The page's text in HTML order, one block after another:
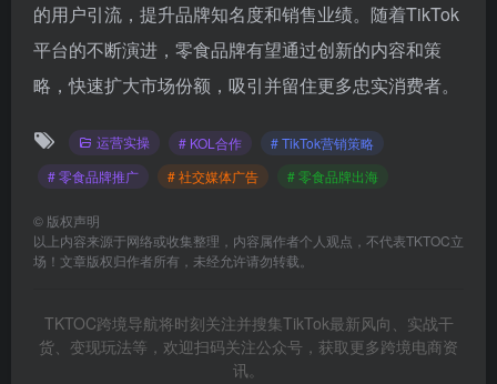
的用户引流，提升品牌知名度和销售业绩。随着TikTok
平台的不断演进，零食品牌有望通过创新的内容和策
略，快速扩大市场份额，吸引并留住更多忠实消费者。
运营实操 # KOL合作
# TikTok营销策略
# 零食品牌推广
# 社交媒体广告 # 零食品牌出海
© 版权声明
以上内容来源于网络或收集整理，内容属作者个人观点，不代表TKTOC立
场！文章版权归作者所有，未经允许请勿转载。
TKTOC跨境导航将时刻关注并搜集TikTok最新风向、实战干
货、变现玩法等，欢迎扫码关注公众号，获取更多跨境电商资
讯。